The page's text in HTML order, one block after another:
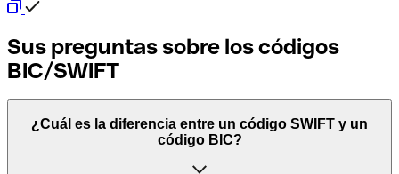
Sus preguntas sobre los códigos
BIC/SWIFT
¿Cuál es la diferencia entre un código SWIFT y un
código BIC?